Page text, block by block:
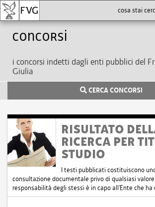
Concorsi
i concorsi indetti dagli enti pubblici del
Giulia
CERCA CONCORSI
RISULTATO
RICERCA PER
STUDIO
I testi pubblicati costituiscono
consultazione documentale privo di qualsiasi
responsabilità degli stessi è in capo all'Ente che